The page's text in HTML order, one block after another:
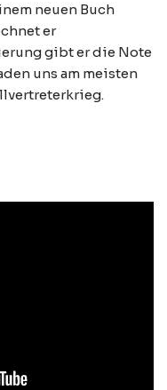
neuen Buch
er
gibt er die Note
uns am meisten